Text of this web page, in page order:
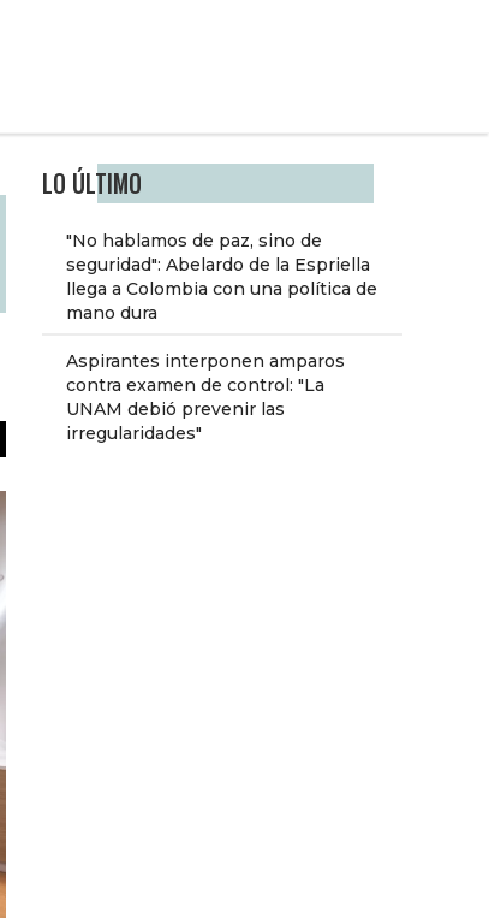
LO ÚLTIMO
"No hablamos de paz, sino de
seguridad": Abelardo de la Espriella
llega a Colombia con una política de
mano dura
Aspirantes interponen amparos
contra examen de control: "La
UNAM debió prevenir las
irregularidades"